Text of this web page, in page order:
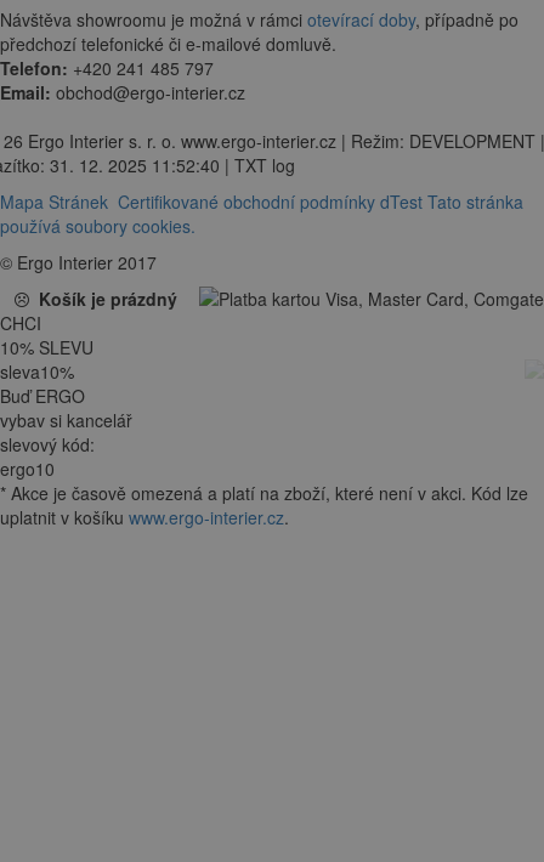
Návštěva showroomu je možná v rámci otevírací doby, případně po
předchozí telefonické či e-mailové domluvě.
Telefon: +420 241 485 797
Email: obchod@ergo-interier.cz
Ergo Interier s. r. o. www.ergo-interier.cz | Režim: DEVELOPMENT |
31. 12. 2025 11:52:40 | TXT log
Mapa Stránek Certifikované obchodní podmínky dTest Tato stránka
používá soubory cookies.
© Ergo Interier 2017
Košík je prázdný
CHCI
10% SLEVU
sleva10%
Buď ERGO
vybav si kancelář
slevový kód:
ergo10
* Akce je časově omezená a platí na zboží, které není v akci. Kód lze
uplatnit v košíku www.ergo-interier.cz.